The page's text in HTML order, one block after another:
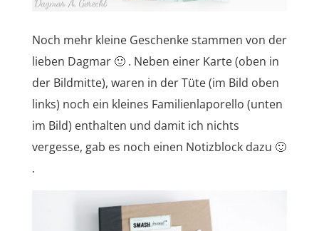
Noch mehr kleine Geschenke stammen von der
lieben Dagmar 🙂 . Neben einer Karte (oben in
der Bildmitte), waren in der Tüte (im Bild oben
links) noch ein kleines Familienlaporello (unten
im Bild) enthalten und damit ich nichts
vergesse, gab es noch einen Notizblock dazu 🙂
.